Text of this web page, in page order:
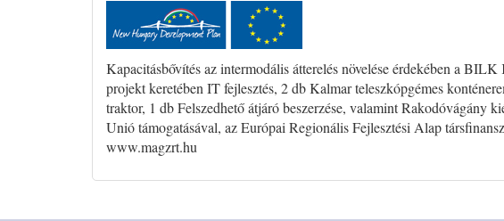
Kapacitásbővítés az intermodális átterelés növelése érdekében a
projekt keretében IT fejlesztés, 2 db Kalmar teleszkópgémes
traktor, 1 db Felszedhető átjáró beszerzése, valamint Rakodóvágány
Unió támogatásával, az Európai Regionális Fejlesztési Alap
www.magzrt.hu